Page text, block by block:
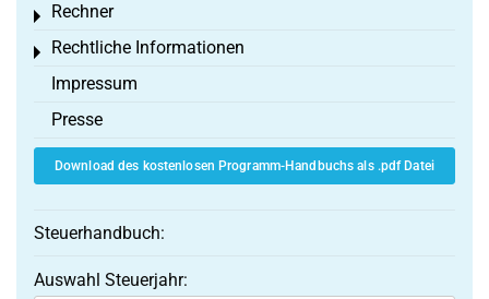
Rechner
Toggle menu
Rechtliche Informationen
Toggle menu
Impressum
Presse
Download des kostenlosen Programm-Handbuchs als .pdf Datei
Steuerhandbuch:
Auswahl Steuerjahr: